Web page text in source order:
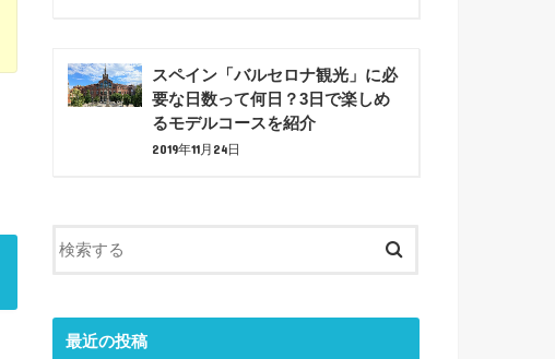
スペイン「バルセロナ観光」に必
要な日数って何日？3日で楽しめ
るモデルコースを紹介
2019年11月24日
最近の投稿